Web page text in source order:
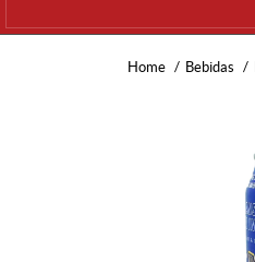
Home Bebidas